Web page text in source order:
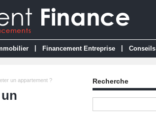
Financement Entreprise Conseils
un appartement ? Recherche